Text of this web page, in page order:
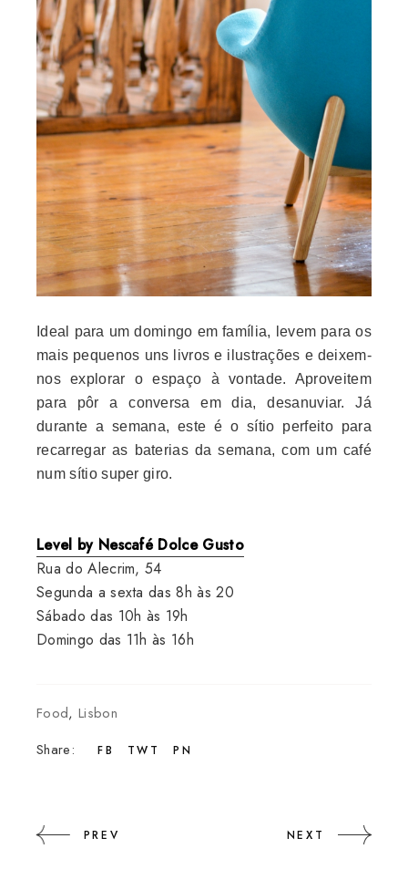
Ideal para um domingo em família, levem para os
mais pequenos uns livros e ilustrações e deixem-
nos explorar o espaço à vontade. Aproveitem
para pôr a conversa em dia, desanuviar. Já
durante a semana, este é o sítio perfeito para
recarregar as baterias da semana, com um café
num sítio super giro.
Level by Nescafé Dolce Gusto
Rua do Alecrim, 54
Segunda a sexta das 8h às 20
Sábado das 10h às 19h
Domingo das 11h às 16h
Food, Lisbon
Share:
FB TWT PN
PREV NEXT